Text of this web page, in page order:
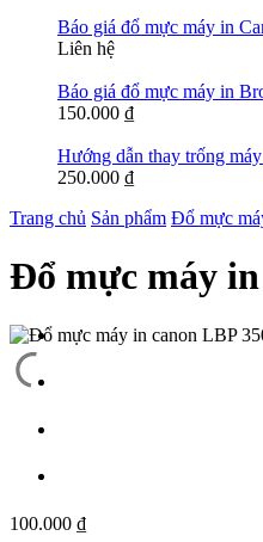
Báo giá đổ mực máy in
Liên hệ
Báo giá đổ mực máy in
150.000 ₫
Hướng dẫn thay trống
250.000 ₫
Trang chủ Sản phẩm Đổ mực
Đổ mực máy
100.000 ₫